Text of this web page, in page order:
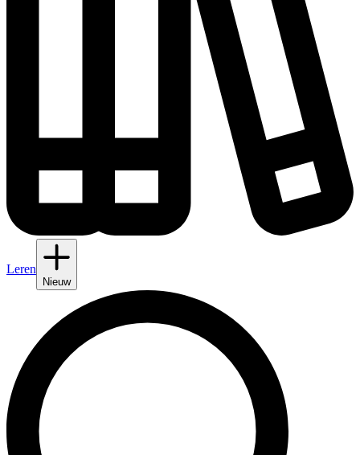
Leren
Nieuw